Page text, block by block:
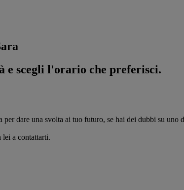
e scegli l'orario che preferisci.
per dare una svolta ai tuo futuro, se hai dei dubbi su
lei a contattarti.